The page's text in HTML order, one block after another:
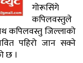
गोरूसिंगे
कपिलवस्तुले
कपिलवस्तु जिल्लाको
पहिरो जान सक्ने
छ ।